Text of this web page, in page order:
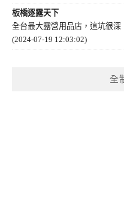
板橋逐露天下
全台最大露營用品店，這坑很深
(2024-07-19 12:03:02)
全